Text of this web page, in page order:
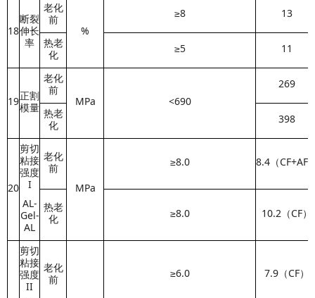
18
断裂
伸长
率
老化
前
%
≥8 13
热老
化
≥5 11
19正割
模量
老化
前
MPa
<690
269
热老
化
398
20
剪切
粘接
强度
I
AL-
Gel-
AL
老化
前
MPa
≥8.0 8.4（CF+AF
热老
化
≥8.0 10.2（CF）
剪切
粘接
强度
II
老化
前
≥6.0 7.9（CF）